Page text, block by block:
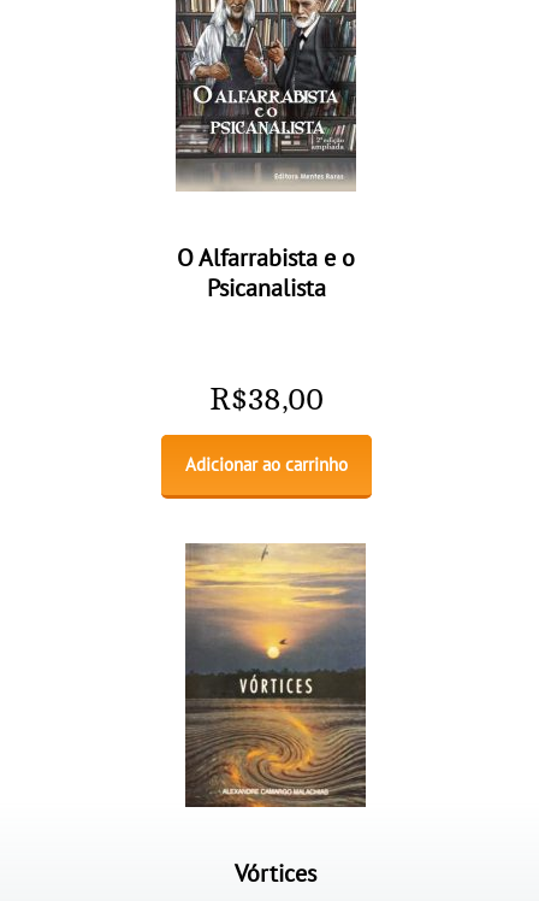
O Alfarrabista e o
Psicanalista
R$38,00
Adicionar ao carrinho
Vórtices